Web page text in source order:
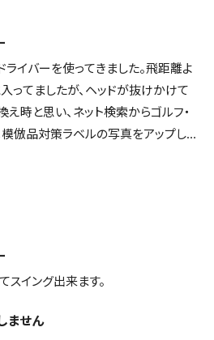
へ飛びやすい
ンについて
をしており、フェードヒッターの自分
感・打音 好みは別れるかもしれませ
イバーを使ってきました。飛距離よ
ってましたが、ヘッドが抜けかけて
え時と思い、ネット検索からゴルフ・
模倣品対策ラベルの写真をアップして
りトウ（先）寄りで打つと距離が出
印象です。
剥げがありましたが、車用塗料で補
品が多いとのことで、購入後にメーカ
スイング出来ます。
ません